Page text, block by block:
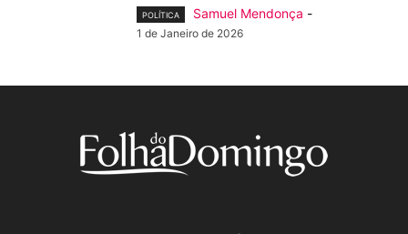
POLÍTICA Samuel Mendonça -
1 de Janeiro de 2026